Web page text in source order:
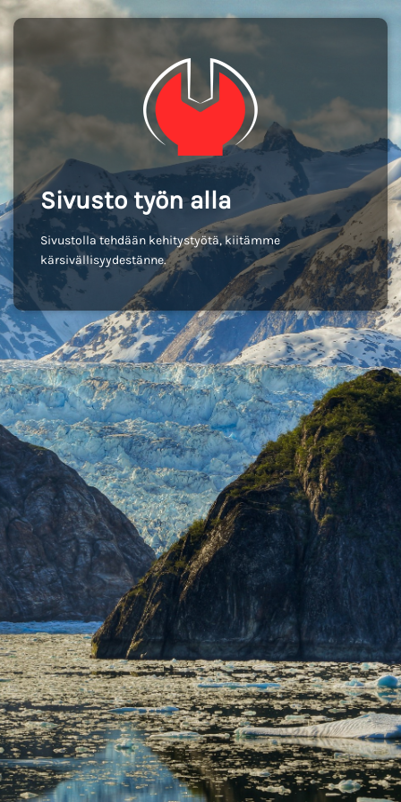
Sivusto työn alla
Sivustolla tehdään kehitystyötä, kiitämme
kärsivällisyydestänne.